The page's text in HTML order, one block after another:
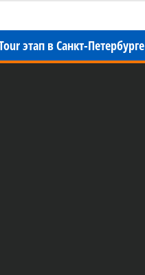
этап в Санкт-Петербурге